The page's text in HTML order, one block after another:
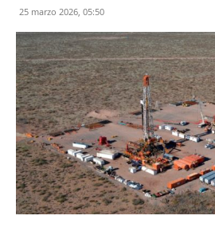
25 marzo 2026, 05:50